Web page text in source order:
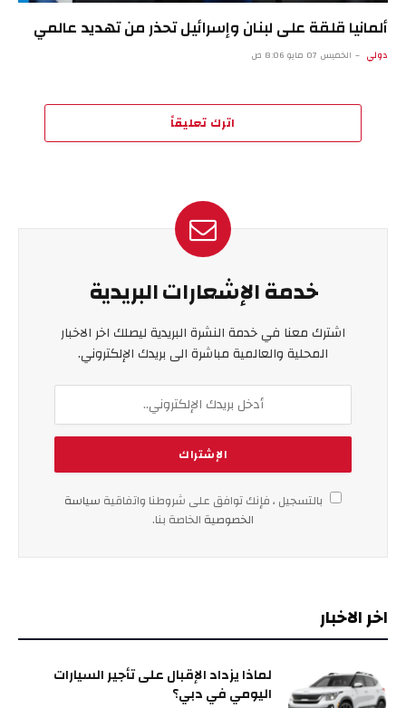
ألمانيا قلقة على لبنان وإسرائيل تحذر من تهديد عالمي
دولي الخميس 07 مايو 8:06 ص
اترك تعليقاً
خدمة الإشعارات البريدية
اشترك معنا في خدمة النشرة البريدية ليصلك اخر الاخبار
المحلية والعالمية مباشرة الى بريدك الإلكتروني.
بالتسجيل ، فإنك توافق على شروطنا واتفاقية سياسة
الخصوصية الخاصة بنا.
اخر الاخبار
لماذا يزداد الإقبال على تأجير السيارات
اليومي في دبي؟